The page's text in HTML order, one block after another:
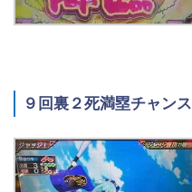
９回裏２死満塁チャンス